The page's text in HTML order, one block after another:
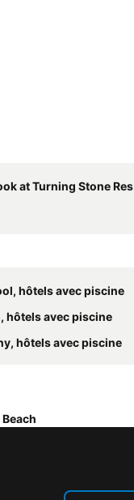
at Turning Stone Resort Casino
hôtels avec piscine
hôtels avec piscine
hôtels avec piscine